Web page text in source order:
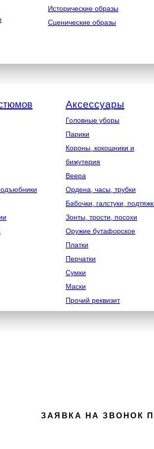
Исторические образы
Сценические образы
Аксессуары
Головные уборы
Парики
Короны, кокошники и
бижутерия
Веера
Ордена, часы, трубки
Бабочки, галстуки,
Зонты, трости, посохи
Оружие бутафорское
Платки
Перчатки
Сумки
Маски
Прочий реквизит
ЗАЯВКА НА ЗВОНОК